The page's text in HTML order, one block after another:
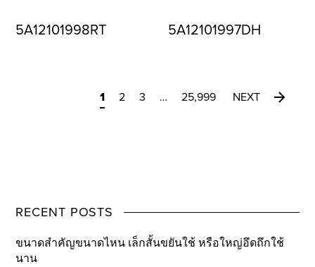
5A12101998RT 5A12101997DH
1 2 3 … 25,999 NEXT
RECENT POSTS
ขนาดสำคัญขนาดไหน เล็กสั้นขยันใช้ หรือใหญ่อึดถึกใช้
นาน